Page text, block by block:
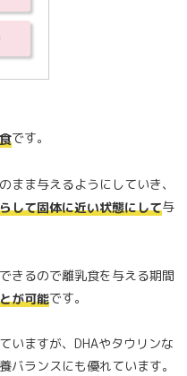
です。
まま与えるようにしていき、
して固体に近い状態にして与
きるので離乳食を与える期間
が可能です。
いますが、DHAやタウリンな
バランスにも優れています。